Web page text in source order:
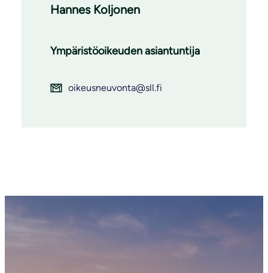
Hannes Koljonen
Ympäristöoikeuden asiantuntija
oikeusneuvonta@sll.fi